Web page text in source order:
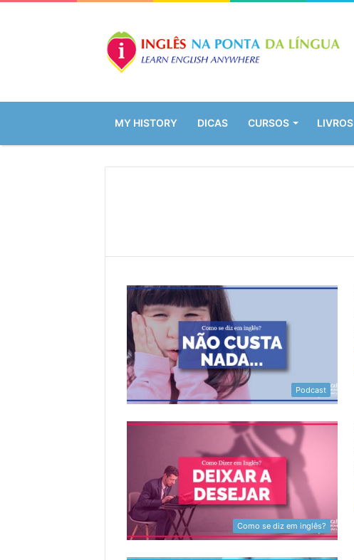
MY HISTORY DICAS CURSOS LIVROS
Podcast
Como se diz em inglês?